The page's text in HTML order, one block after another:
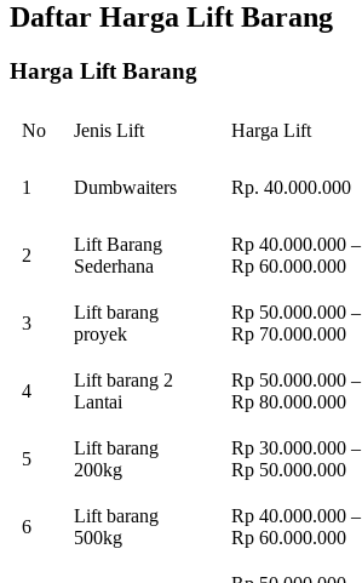
Daftar Harga Lift Barang
Harga Lift Barang
No Jenis Lift Harga Lift
1 Dumbwaiters Rp. 40.000.000
2
Lift Barang
Sederhana
Rp 40.000.000 –
Rp 60.000.000
3
Lift barang
proyek
Rp 50.000.000 –
Rp 70.000.000
4
Lift barang 2
Lantai
Rp 50.000.000 –
Rp 80.000.000
5
Lift barang
200kg
Rp 30.000.000 –
Rp 50.000.000
6
Lift barang
500kg
Rp 40.000.000 –
Rp 60.000.000